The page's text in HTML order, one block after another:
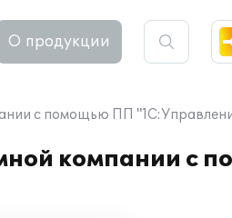
О продукции
с помощью ПП
компании